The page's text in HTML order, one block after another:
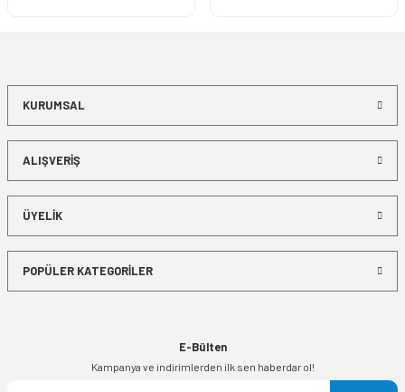
KURUMSAL
ALIŞVERİŞ
ÜYELİK
POPÜLER KATEGORİLER
E-Bülten
Kampanya ve indirimlerden ilk sen haberdar ol!